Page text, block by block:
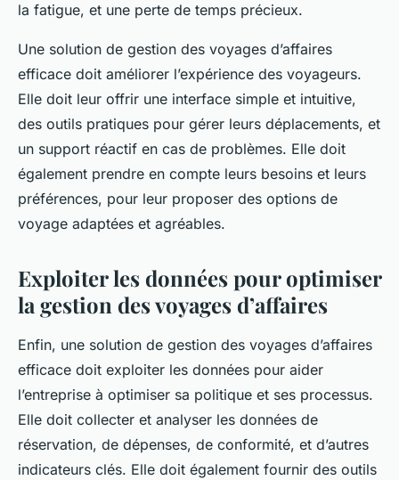
la fatigue, et une perte de temps précieux.
Une solution de gestion des voyages d’affaires
efficace doit améliorer l’expérience des voyageurs.
Elle doit leur offrir une interface simple et intuitive,
des outils pratiques pour gérer leurs déplacements, et
un support réactif en cas de problèmes. Elle doit
également prendre en compte leurs besoins et leurs
préférences, pour leur proposer des options de
voyage adaptées et agréables.
Exploiter les données pour optimiser
la gestion des voyages d’affaires
Enfin, une solution de gestion des voyages d’affaires
efficace doit exploiter les données pour aider
l’entreprise à optimiser sa politique et ses processus.
Elle doit collecter et analyser les données de
réservation, de dépenses, de conformité, et d’autres
indicateurs clés. Elle doit également fournir des outils